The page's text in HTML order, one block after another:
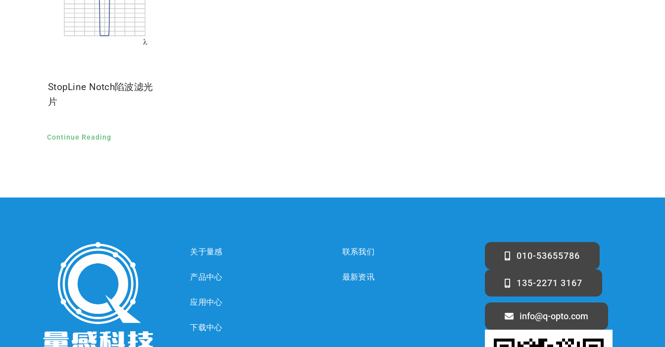
StopLine Notch陷波滤光
片
Continue Reading
关于量感
产品中心
应用中心
下载中心
联系我们
最新资讯
010-53655786
135-2271 3167
info@q-opto.com